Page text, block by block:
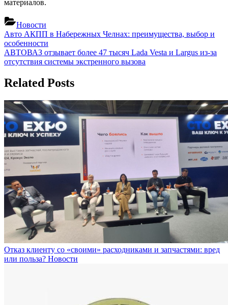
материалов.
Новости
Навигация
по
записям
Previous
Post:
Авто АКПП в Набережных Челнах: преимущества, выбор и
особенности
Next
Post:
АВТОВАЗ отзывает более 47 тысяч Lada Vesta и Largus из-за
отсутствия системы экстренного вызова
Related Posts
Отказ клиенту со «своими» расходниками и запчастями: вред
или польза? Новости